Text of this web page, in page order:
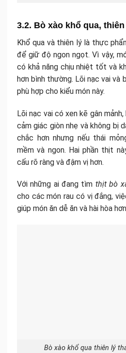
3.2. Bò xào khổ qua,
Khổ qua và thiên lý là thực
để giữ độ ngon ngọt. Vì vậy,
có khả năng chịu nhiệt tốt và
hơn bình thường. Lõi nạc vai và
phù hợp cho kiểu món này.
Lõi nạc vai có xen kẽ gân
cảm giác giòn nhẹ và không bị
chắc hơn nhưng nếu thái
mềm và ngon. Hai phần thịt
cấu rõ ràng và đậm vị hơn.
Với những ai đang tìm thịt bò
cho các món rau có vị đắng,
giúp món ăn dễ ăn và hài hòa
Bò xào khổ qua thiên lý